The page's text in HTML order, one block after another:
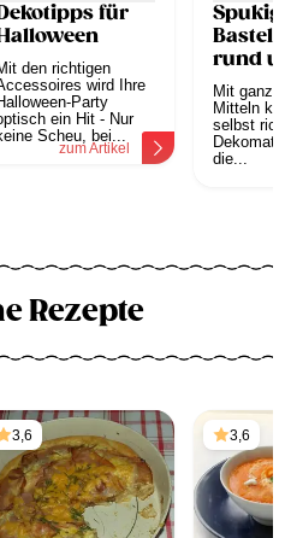
für
den richtigen
wird Ihre
Party
ein Hit - Nur
Scheu, bei...
zum Artikel
rund
Mit ganz
Mitteln
selbst
die...
Rezepte
3,6 3,6